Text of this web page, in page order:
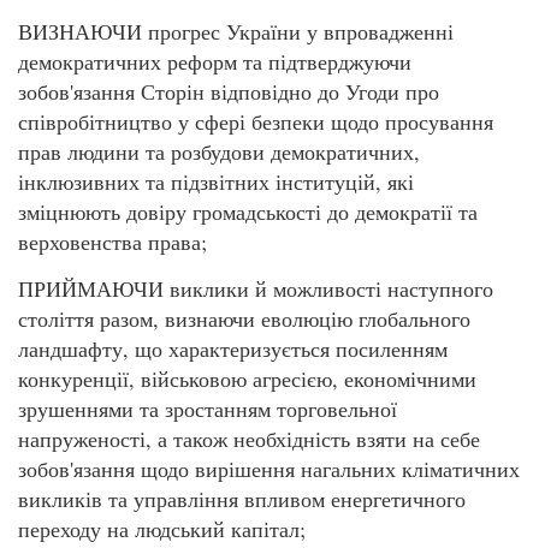
ВИЗНАЮЧИ прогрес України у впровадженні
демократичних реформ та підтверджуючи
зобов'язання Сторін відповідно до Угоди про
співробітництво у сфері безпеки щодо просування
прав людини та розбудови демократичних,
інклюзивних та підзвітних інституцій, які
зміцнюють довіру громадськості до демократії та
верховенства права;
ПРИЙМАЮЧИ виклики й можливості наступного
століття разом, визнаючи еволюцію глобального
ландшафту, що характеризується посиленням
конкуренції, військовою агресією, економічними
зрушеннями та зростанням торговельної
напруженості, а також необхідність взяти на себе
зобов'язання щодо вирішення нагальних кліматичних
викликів та управління впливом енергетичного
переходу на людський капітал;